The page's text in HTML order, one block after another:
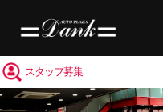
スタッフ募集